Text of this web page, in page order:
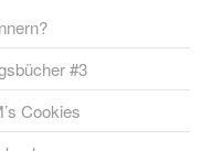
#3
Cookies